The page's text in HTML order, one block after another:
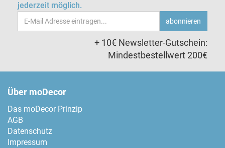
jederzeit möglich.
Email-
Adresse
abonnieren
+ 10€ Newsletter-Gutschein:
Mindestbestellwert 200€
Über moDecor
Das moDecor Prinzip
AGB
Datenschutz
Impressum